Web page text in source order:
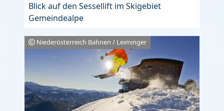
Blick auf den Sessellift im Skigebiet
Gemeindealpe
Niederösterreich Bahnen / Leiminger